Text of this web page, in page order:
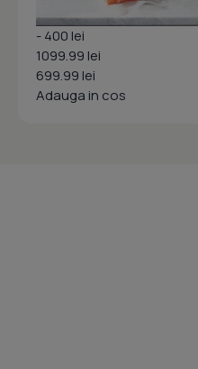
- 400 lei
1099.99 lei
699.99 lei
Adauga in cos